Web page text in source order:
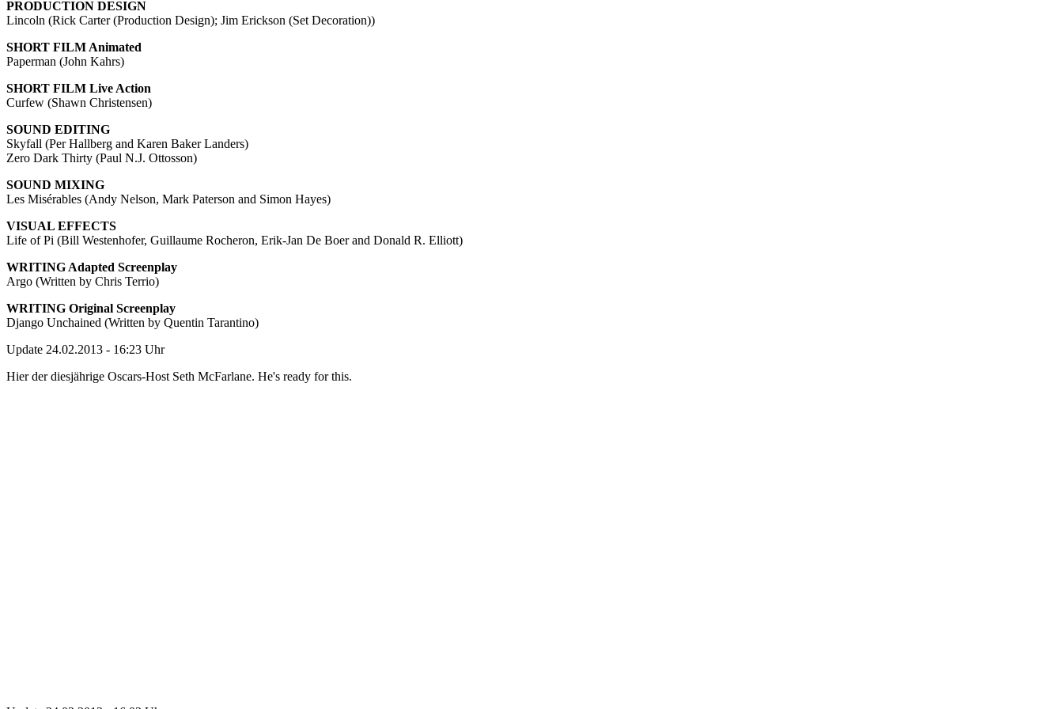
PRODUCTION DESIGN
Lincoln (Rick Carter (Production Design); Jim Erickson (Set Decoration))
SHORT FILM Animated
Paperman (John Kahrs)
SHORT FILM Live Action
Curfew (Shawn Christensen)
SOUND EDITING
Skyfall (Per Hallberg and Karen Baker Landers)
Zero Dark Thirty (Paul N.J. Ottosson)
SOUND MIXING
Les Misérables (Andy Nelson, Mark Paterson and Simon Hayes)
VISUAL EFFECTS
Life of Pi (Bill Westenhofer, Guillaume Rocheron, Erik-Jan De Boer and Donald R. Elliott)
WRITING Adapted Screenplay
Argo (Written by Chris Terrio)
WRITING Original Screenplay
Django Unchained (Written by Quentin Tarantino)
Update 24.02.2013 - 16:23 Uhr
Hier der diesjährige Oscars-Host Seth McFarlane. He's ready for this.